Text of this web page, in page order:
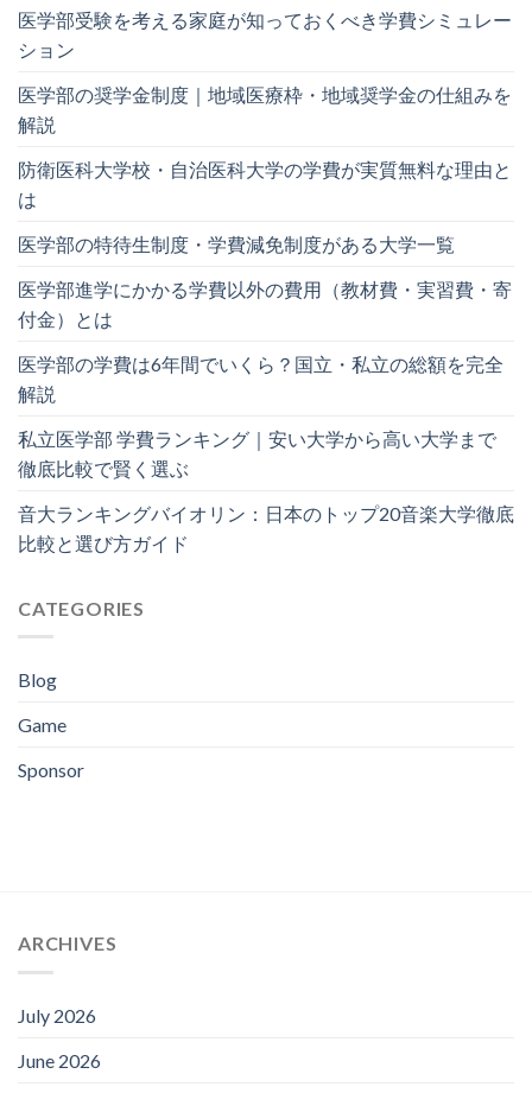
医学部受験を考える家庭が知っておくべき学費シミュレー
ション
医学部の奨学金制度｜地域医療枠・地域奨学金の仕組みを
解説
防衛医科大学校・自治医科大学の学費が実質無料な理由と
は
医学部の特待生制度・学費減免制度がある大学一覧
医学部進学にかかる学費以外の費用（教材費・実習費・寄
付金）とは
医学部の学費は6年間でいくら？国立・私立の総額を完全
解説
私立医学部 学費ランキング｜安い大学から高い大学まで
徹底比較で賢く選ぶ
音大ランキングバイオリン：日本のトップ20音楽大学徹底
比較と選び方ガイド
CATEGORIES
Blog
Game
Sponsor
ARCHIVES
July 2026
June 2026